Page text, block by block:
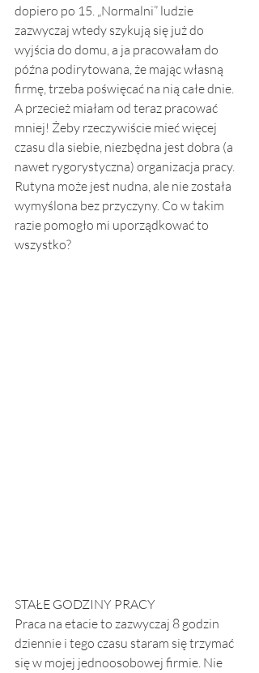
dopiero po 15. „Normalni” ludzie
zazwyczaj wtedy szykują się już do
wyjścia do domu, a ja pracowałam do
późna podirytowana, że mając własną
firmę, trzeba poświęcać na nią całe dnie.
A przecież miałam od teraz pracować
mniej! Żeby rzeczywiście mieć więcej
czasu dla siebie, niezbędna jest dobra (a
nawet rygorystyczna) organizacja pracy.
Rutyna może jest nudna, ale nie została
wymyślona bez przyczyny. Co w takim
razie pomogło mi uporządkować to
wszystko?
STAŁE GODZINY PRACY
Praca na etacie to zazwyczaj 8 godzin
dziennie i tego czasu staram się trzymać
się w mojej jednoosobowej firmie. Nie